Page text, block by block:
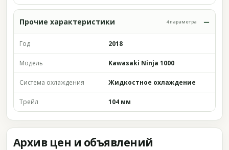
Прочие характеристики 4 параметра
Год 2018
Модель Kawasaki Ninja 1000
Система охлаждения Жидкостное охлаждение
Трейл 104 мм
Архив цен и объявлений